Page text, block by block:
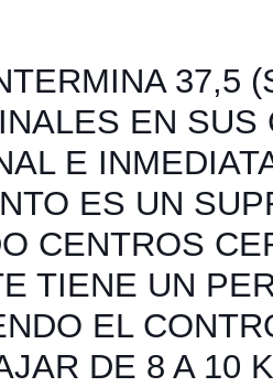
37,5
EN
E
ES UN
CENTROS
TIENE UN
EL
DE 8 A 10